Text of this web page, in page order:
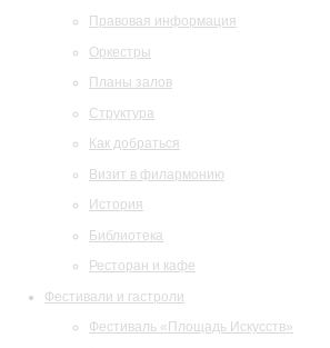
Правовая информация
Оркестры
Планы залов
Структура
Как добраться
Визит в филармонию
История
Библиотека
Ресторан и кафе
Фестивали и гастроли
Фестиваль «Площадь Искусств»